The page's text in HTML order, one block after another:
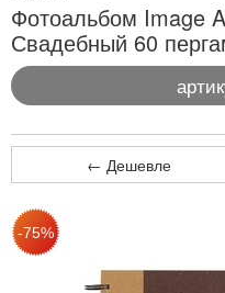
Фотоальбом Image
Свадебный 60
← Дешевле